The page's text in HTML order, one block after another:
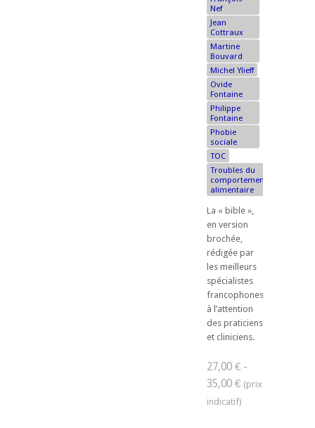
Nef
Jean
Cottraux
Martine
Bouvard
Michel Ylieff
Ovide
Fontaine
Philippe
Fontaine
Phobie
sociale
TOC
Troubles du
comportement
alimentaire
La « bible »,
en version
brochée,
rédigée par
les meilleurs
spécialistes
francophones
à l’attention
des praticiens
et cliniciens.
27,00 € -
35,00 €